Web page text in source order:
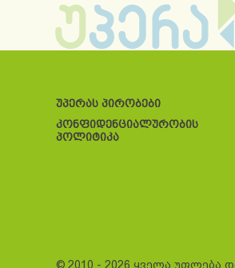
უპერას პირობები
კონფიდენციალურობის
პოლიტიკა
© 2010 - 2026 ყველა უფლება